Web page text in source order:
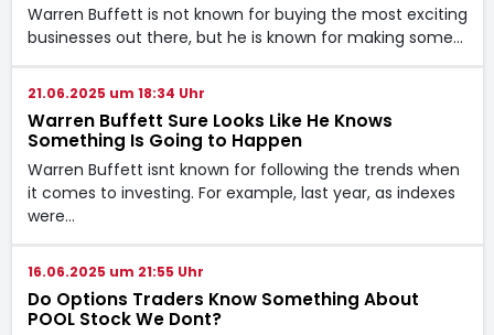
Warren Buffett is not known for buying the most exciting
businesses out there, but he is known for making some…
21.06.2025 um 18:34 Uhr
Warren Buffett Sure Looks Like He Knows
Something Is Going to Happen
Warren Buffett isnt known for following the trends when
it comes to investing. For example, last year, as indexes
were…
16.06.2025 um 21:55 Uhr
Do Options Traders Know Something About
POOL Stock We Dont?